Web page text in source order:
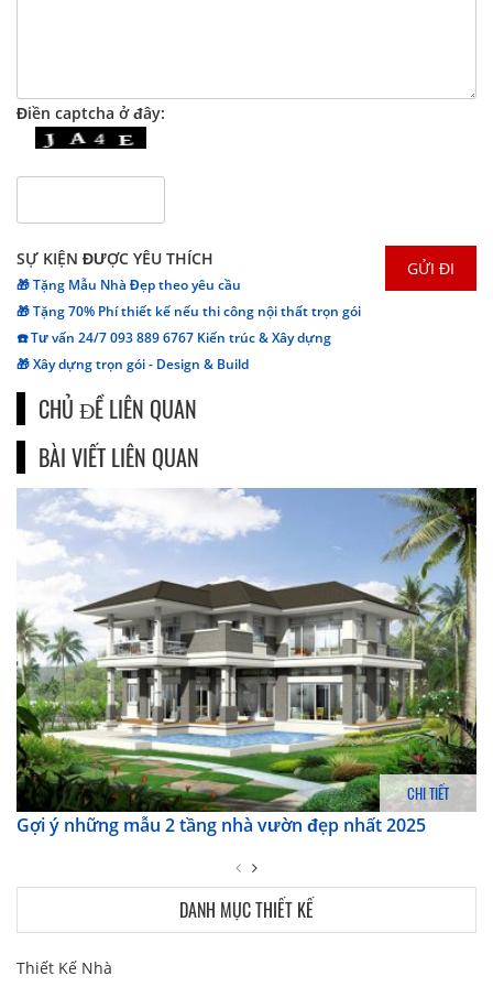
Điền captcha ở đây:
SỰ KIỆN ĐƯỢC YÊU THÍCH
🎁 Tặng Mẫu Nhà Đẹp theo yêu cầu
🎁 Tặng 70% Phí thiết kế nếu thi công nội thất trọn gói
☎️ Tư vấn 24/7 093 889 6767 Kiến trúc & Xây dựng
🎁 Xây dựng trọn gói - Design & Build
CHỦ ĐỀ LIÊN QUAN
BÀI VIẾT LIÊN QUAN
CHI TIẾT
Gợi ý những mẫu 2 tầng nhà vườn đẹp nhất 2025
DANH MỤC THIẾT KẾ
Thiết Kế Nhà